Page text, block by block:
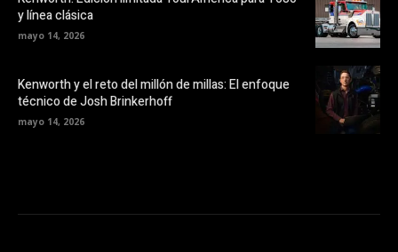
y línea clásica
mayo 14, 2026
Kenworth y el reto del millón de millas: El enfoque
técnico de Josh Brinkerhoff
mayo 14, 2026